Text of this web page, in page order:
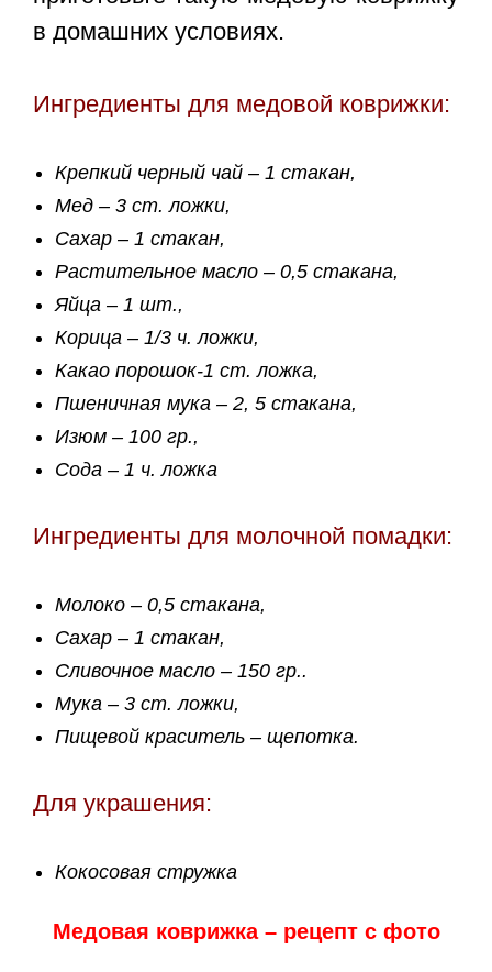
в домашних условиях.
Ингредиенты для медовой коврижки:
Крепкий черный чай – 1 стакан,
Мед – 3 ст. ложки,
Сахар – 1 стакан,
Растительное масло – 0,5 стакана,
Яйца – 1 шт.,
Корица – 1/3 ч. ложки,
Какао порошок-1 ст. ложка,
Пшеничная мука – 2, 5 стакана,
Изюм – 100 гр.,
Сода – 1 ч. ложка
Ингредиенты для молочной помадки:
Молоко – 0,5 стакана,
Сахар – 1 стакан,
Сливочное масло – 150 гр..
Мука – 3 ст. ложки,
Пищевой краситель – щепотка.
Для украшения:
Кокосовая стружка
Медовая коврижка – рецепт с фото